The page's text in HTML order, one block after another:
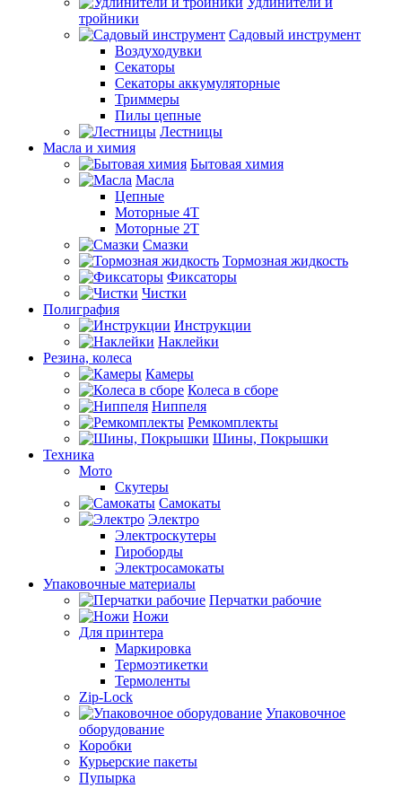
тройники
Садовый инструмент
Воздуходувки
Секаторы
Секаторы аккумуляторные
Триммеры
Пилы цепные
Лестницы
Масла и химия
Бытовая химия
Масла
Цепные
Моторные 4Т
Моторные 2Т
Смазки
Тормозная жидкость
Фиксаторы
Чистки
Полиграфия
Инструкции
Наклейки
Резина, колеса
Камеры
Колеса в сборе
Ниппеля
Ремкомплекты
Шины, Покрышки
Техника
Мото
Скутеры
Самокаты
Электро
Электроскутеры
Гироборды
Электросамокаты
Упаковочные материалы
Перчатки рабочие
Ножи
Для принтера
Маркировка
Термоэтикетки
Термоленты
Zip-Lock
Упаковочное
оборудование
Коробки
Курьерские пакеты
Пупырка